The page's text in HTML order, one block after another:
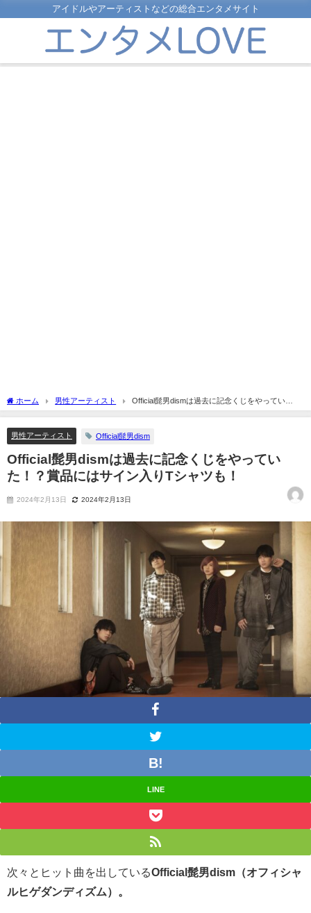
アイドルやアーティストなどの総合エンタメサイト
ホーム 男性アーティスト
Official髭男dismは過去に記念くじをやってい
た！？賞品にはサイン入りTシャツも！
男性アーティスト Official髭男dism
Official髭男dismは過去に記念くじをやってい
た！？賞品にはサイン入りTシャツも！
2024年2月13日 2024年2月13日
LINE
次々とヒット曲を出しているOfficial髭男dism（オフィシャ
ルヒゲダンディズム）。